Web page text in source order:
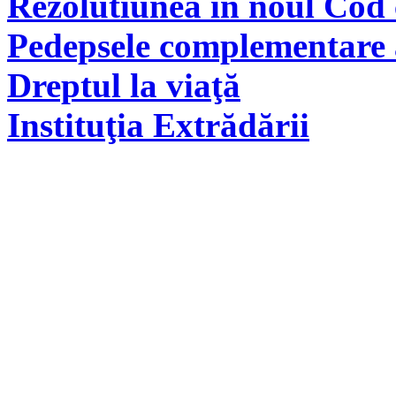
Pedepsele
Dreptul la viaţă
Instituţia Extrădării